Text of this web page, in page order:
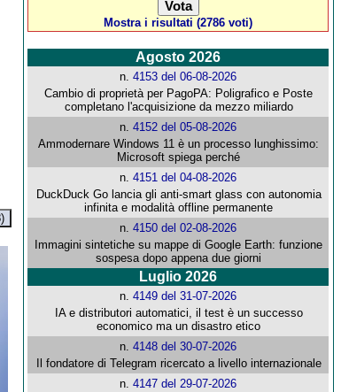
Mostra i risultati (2786 voti)
Agosto 2026
n.4153 del 06-08-2026
Cambio di proprietà per PagoPA: Poligrafico e Poste
completano l'acquisizione da mezzo miliardo
n.4152 del 05-08-2026
Ammodernare Windows 11 è un processo lunghissimo:
Microsoft spiega perché
n.4151 del 04-08-2026
DuckDuck Go lancia gli anti-smart glass con autonomia
infinita e modalità offline permanente
n.4150 del 02-08-2026
Immagini sintetiche su mappe di Google Earth: funzione
sospesa dopo appena due giorni
Luglio 2026
n.4149 del 31-07-2026
IA e distributori automatici, il test è un successo
economico ma un disastro etico
n.4148 del 30-07-2026
Il fondatore di Telegram ricercato a livello internazionale
n.4147 del 29-07-2026